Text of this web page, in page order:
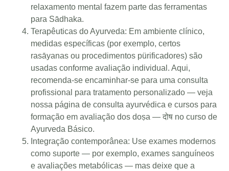
relaxamento mental fazem parte das ferramentas
para Sādhaka.
Terapêuticas do Ayurveda: Em ambiente clínico,
medidas específicas (por exemplo, certos
rasāyanas ou procedimentos pürificadores) são
usadas conforme avaliação individual. Aqui,
recomenda-se encaminhar-se para uma consulta
profissional para tratamento personalizado — veja
nossa página de consulta ayurvédica e cursos para
formação em avaliação dos doṣa — दोष no curso de
Ayurveda Básico.
Integração contemporânea: Use exames modernos
como suporte — por exemplo, exames sanguíneos
e avaliações metabólicas — mas deixe que a